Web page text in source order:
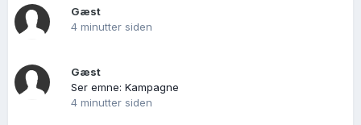
Gæst
4 minutter siden
Gæst
Ser emne: Kampagne
4 minutter siden